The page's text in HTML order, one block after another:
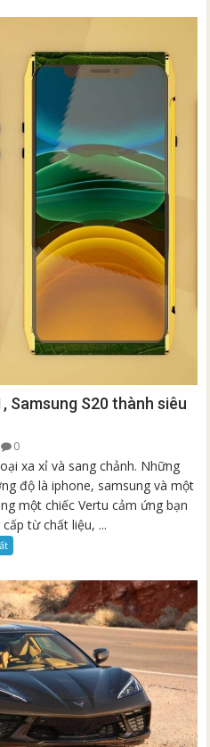
Samsung S20 thành siêu
0
xa xỉ và sang chảnh. Những
độ là iphone, samsung và một
một chiếc Vertu cảm ứng bạn
từ chất liệu, ...